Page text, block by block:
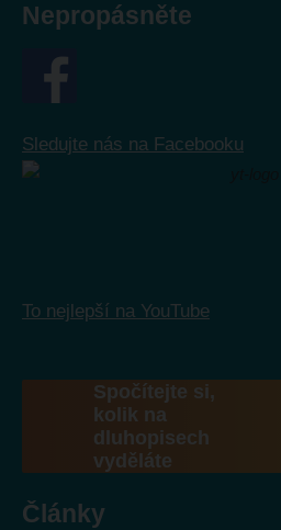
Nepropásněte
Sledujte nás na Facebooku
To nejlepší na YouTube
Spočítejte si,
kolik na
dluhopisech
vyděláte
Články